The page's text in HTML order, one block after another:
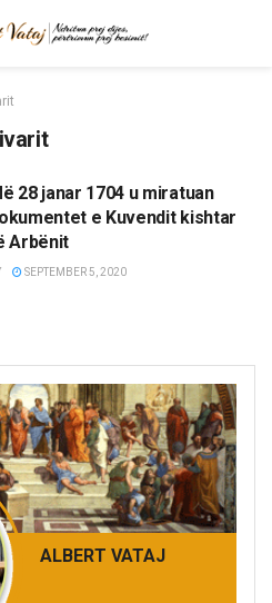
28 janar 1704 u miratuan
e Kuvendit kishtar
Arbënit
SEPTEMBER 5, 2020
ALBERT VATAJ